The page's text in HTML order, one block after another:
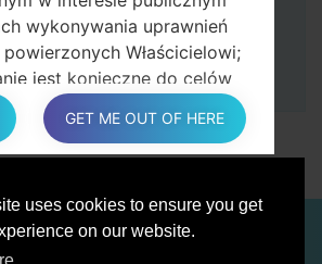
uses cookies to ensure you get
on our website.
naciśnij klawisz Start. Twój
się ponownie i odłączy
PORÓWNAJ
wykonywania uprawnień
Właścicielowi;
jest konieczne do celów
prawem interesów
przez właściciela lub
pomoże wyjaśnić
prawną, która ma
GET ME OUT OF HERE